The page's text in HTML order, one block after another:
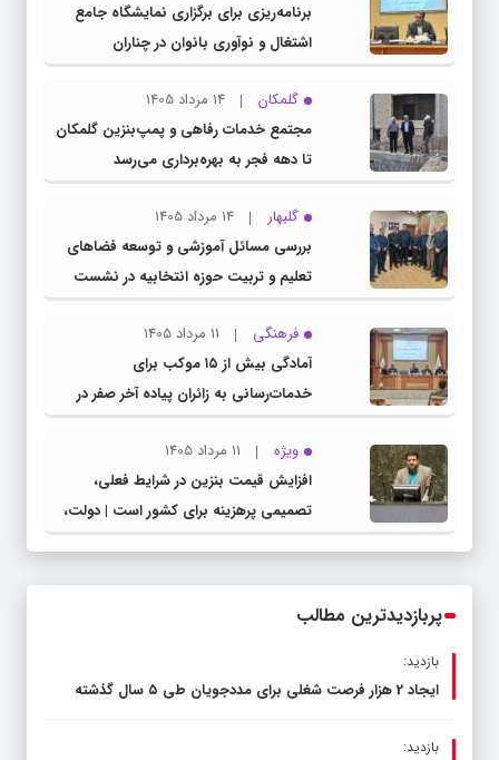
برنامه‌ریزی برای برگزاری نمایشگاه جامع
اشتغال و نوآوری بانوان در چناران
گلمکان
14 مرداد 1405
مجتمع خدمات رفاهی و پمپ‌بنزین گلمکان
تا دهه فجر به بهره‌برداری می‌رسد
گلبهار
14 مرداد 1405
بررسی مسائل آموزشی و توسعه فضاهای
تعلیم و تربیت حوزه انتخابیه در نشست
مشترک عضو کمیسیون آموزش مجلس با
مدیرکل آموزش و پرورش خراسان رضوی
فرهنگی
11 مرداد 1405
آمادگی بیش از ۱۵ موکب برای
خدمات‌رسانی به زائران پیاده آخر صفر در
شهرستان چناران
ویژه
11 مرداد 1405
افزایش قیمت بنزین در شرایط فعلی،
تصمیمی پرهزینه برای کشور است | دولت،
قاچاق سوخت و عوامل اصلی ناترازی را
پربازدیدترین مطالب
بازدید:
ایجاد 2 هزار فرصت شغلی برای مددجویان طی ۵ سال گذشته
بازدید: